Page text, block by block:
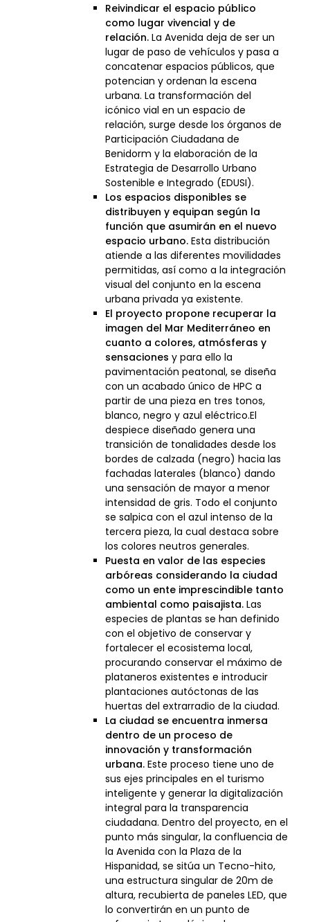
Reivindicar el espacio público
como lugar vivencial y de
relación. La Avenida deja de ser un
lugar de paso de vehículos y pasa a
concatenar espacios públicos, que
potencian y ordenan la escena
urbana. La transformación del
icónico vial en un espacio de
relación, surge desde los órganos de
Participación Ciudadana de
Benidorm y la elaboración de la
Estrategia de Desarrollo Urbano
Sostenible e Integrado (EDUSI).
Los espacios disponibles se
distribuyen y equipan según la
función que asumirán en el nuevo
espacio urbano. Esta distribución
atiende a las diferentes movilidades
permitidas, así como a la integración
visual del conjunto en la escena
urbana privada ya existente.
El proyecto propone recuperar la
imagen del Mar Mediterráneo en
cuanto a colores, atmósferas y
sensaciones y para ello la
pavimentación peatonal, se diseña
con un acabado único de HPC a
partir de una pieza en tres tonos,
blanco, negro y azul eléctrico.El
despiece diseñado genera una
transición de tonalidades desde los
bordes de calzada (negro) hacia las
fachadas laterales (blanco) dando
una sensación de mayor a menor
intensidad de gris. Todo el conjunto
se salpica con el azul intenso de la
tercera pieza, la cual destaca sobre
los colores neutros generales.
Puesta en valor de las especies
arbóreas considerando la ciudad
como un ente imprescindible tanto
ambiental como paisajista. Las
especies de plantas se han definido
con el objetivo de conservar y
fortalecer el ecosistema local,
procurando conservar el máximo de
plataneros existentes e introducir
plantaciones autóctonas de las
huertas del extrarradio de la ciudad.
La ciudad se encuentra inmersa
dentro de un proceso de
innovación y transformación
urbana. Este proceso tiene uno de
sus ejes principales en el turismo
inteligente y generar la digitalización
integral para la transparencia
ciudadana. Dentro del proyecto, en el
punto más singular, la confluencia de
la Avenida con la Plaza de la
Hispanidad, se sitúa un Tecno-hito,
una estructura singular de 20m de
altura, recubierta de paneles LED, que
lo convertirán en un punto de